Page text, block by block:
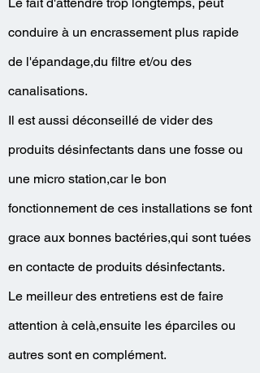
conduire à un encrassement plus rapide
de l'épandage,du filtre et/ou des
canalisations.
Il est aussi déconseillé de vider des
produits désinfectants dans une fosse ou
une micro station,car le bon
fonctionnement de ces installations se font
grace aux bonnes bactéries,qui sont tuées
en contacte de produits désinfectants.
Le meilleur des entretiens est de faire
attention à celà,ensuite les éparciles ou
autres sont en complément.